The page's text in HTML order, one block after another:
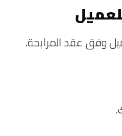
وفق عقد المرابحة.